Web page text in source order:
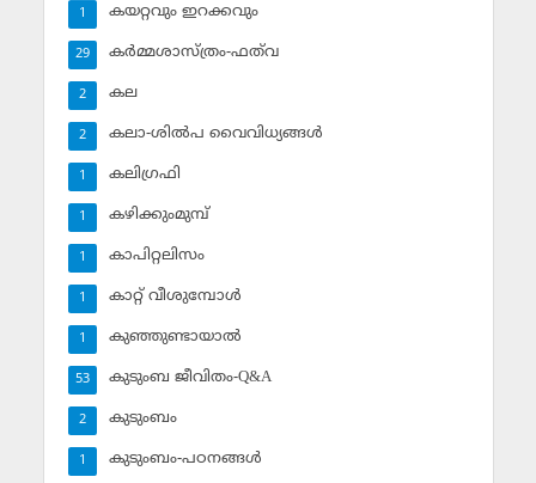
കയറ്റവും ഇറക്കവും
1
കര്‍മ്മശാസ്ത്രം-ഫത്‌വ
29
കല
2
കലാ-ശില്‍പ വൈവിധ്യങ്ങള്‍
2
കലിഗ്രഫി
1
കഴിക്കുംമുമ്പ്
1
കാപിറ്റലിസം
1
കാറ്റ് വീശുമ്പോള്‍
1
കുഞ്ഞുണ്ടായാല്‍
1
കുടുംബ ജീവിതം-Q&A
53
കുടുംബം
2
കുടുംബം-പഠനങ്ങള്‍
1